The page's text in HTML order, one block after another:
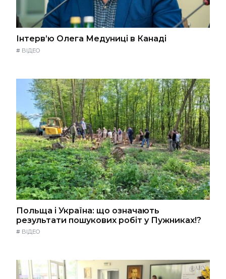
Інтерв’ю Олега Медуниці в Канаді
# ВІДЕО
Польща і Україна: що означають
результати пошукових робіт у Пужниках!?
# ВІДЕО